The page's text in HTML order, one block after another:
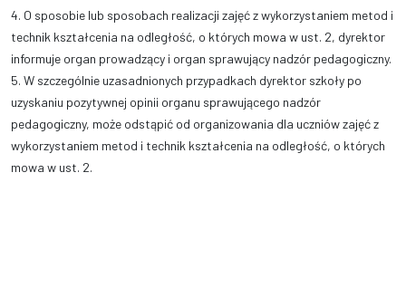
4. O sposobie lub sposobach realizacji zajęć z wykorzystaniem metod i
technik kształcenia na odległość, o których mowa w ust. 2, dyrektor
informuje organ prowadzący i organ sprawujący nadzór pedagogiczny.
5. W szczególnie uzasadnionych przypadkach dyrektor szkoły po
uzyskaniu pozytywnej opinii organu sprawującego nadzór
pedagogiczny, może odstąpić od organizowania dla uczniów zajęć z
wykorzystaniem metod i technik kształcenia na odległość, o których
mowa w ust. 2.